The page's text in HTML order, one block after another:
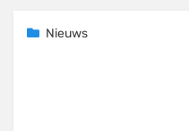
Geplaatst
23 november 2020
Nieuws